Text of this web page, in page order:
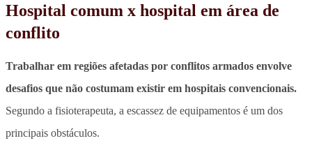
Hospital comum x hospital em área de
conflito
Trabalhar em regiões afetadas por conflitos armados envolve
desafios que não costumam existir em hospitais convencionais.
Segundo a fisioterapeuta, a escassez de equipamentos é um dos
principais obstáculos.